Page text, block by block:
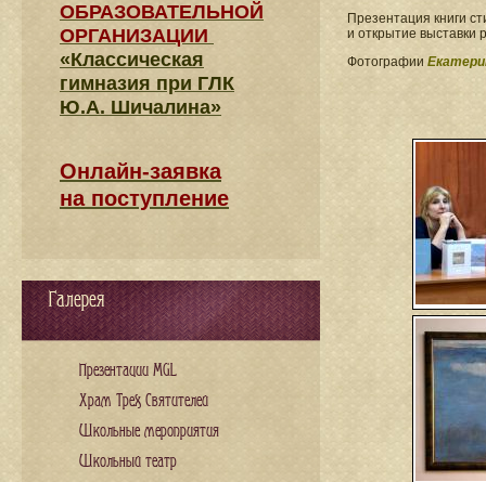
Презентация книги
и открытие выставки
Фотографии
ОБРАЗОВАТЕЛЬНОЙ
ОРГАНИЗАЦИИ
«Классическая
гимназия при ГЛК
Ю.А. Шичалина»
Онлайн-заявка
на поступление
Галерея
Презентации MGL
Храм Трех Святителей
Школьные мероприятия
Школьный театр